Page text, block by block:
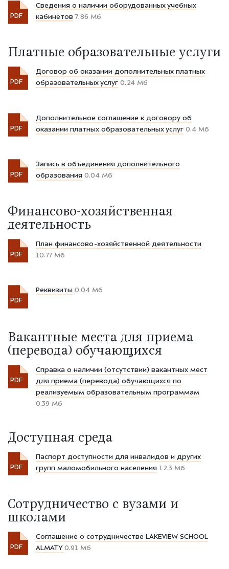
PDF
Сведения о наличии оборудованных учебных
кабинетов 7.86 Мб
Платные образовательные услуги
PDF
Договор об оказании дополнительных платных
образовательных услуг 0.24 Мб
PDF
Дополнительное соглашение к договору об
оказании платных образовательных услуг 0.4 Мб
PDF
Запись в объединения дополнительного
образования 0.04 Мб
Финансово-хозяйственная
деятельность
PDF
План финансово-хозяйственной деятельности
10.77 Мб
PDF
Реквизиты 0.04 Мб
Вакантные места для приема
(перевода) обучающихся
PDF
Справка о наличии (отсутствии) вакантных мест
для приема (перевода) обучающихся по
реализуемым образовательным программам
0.39 Мб
Доступная среда
PDF
Паспорт доступности для инвалидов и других
групп маломобильного населения 12.3 Мб
Cотрудничество c вузами и
школами
PDF
Соглашение о сотрудничестве LAKEVIEW SCHOOL
ALMATY 0.91 Мб